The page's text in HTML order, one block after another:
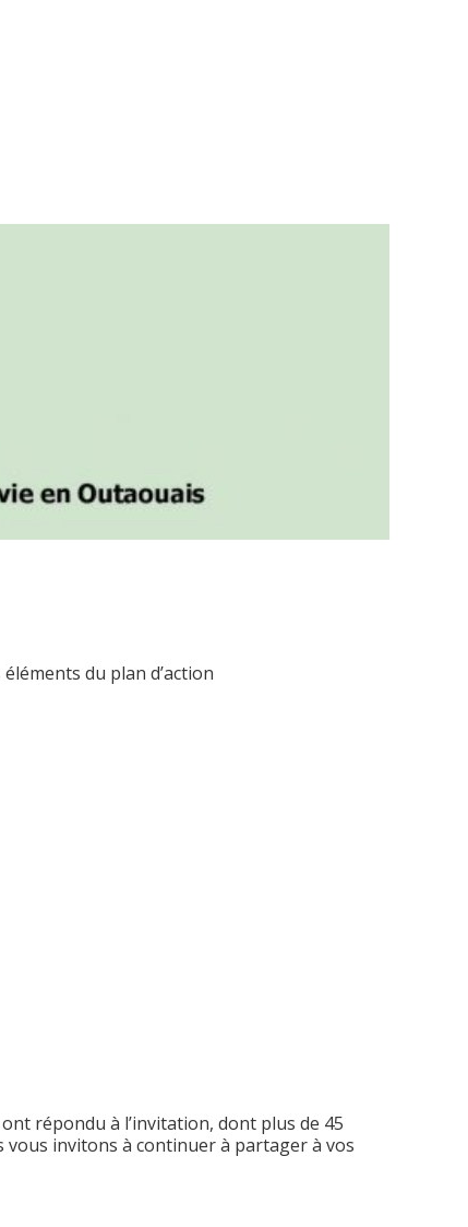
du plan d’action
répondu à l’invitation, dont plus de 45
vous invitons à continuer à partager à vos